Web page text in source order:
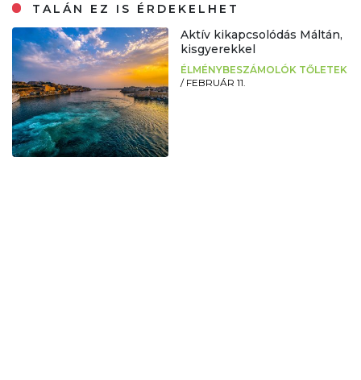
TALÁN EZ IS ÉRDEKELHET
Aktív kikapcsolódás Máltán,
kisgyerekkel
ÉLMÉNYBESZÁMOLÓK TŐLETEK
/ FEBRUÁR 11.